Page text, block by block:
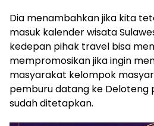
Dia menambahkan jika kita
masuk kalender wisata
kedepan pihak travel bisa
mempromosikan jika ingin
masyarakat kelompok
pemburu datang ke Deloteng
sudah ditetapkan.